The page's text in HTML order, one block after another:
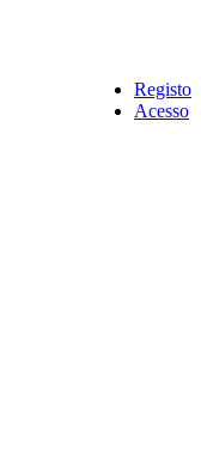
Registo
Acesso